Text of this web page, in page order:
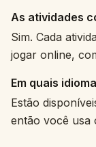
As atividades
Sim. Cada
jogar online,
Em quais
Estão
então você usa